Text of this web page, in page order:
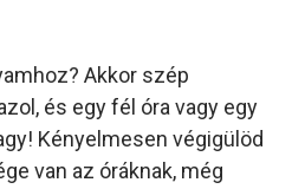
Akkor szép
és egy fél óra vagy egy
Kényelmesen végigülöd
van az óráknak, még